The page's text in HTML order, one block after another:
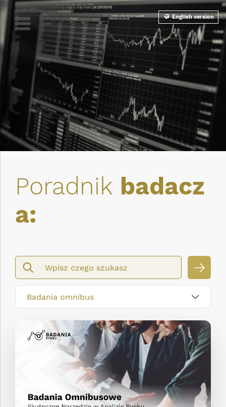
Poradnik badacz
a:
szukaj
Badania omnibus
English version